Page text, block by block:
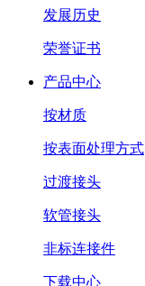
发展历史
荣誉证书
产品中心
按材质
按表面处理方式
过渡接头
软管接头
非标连接件
下载中心